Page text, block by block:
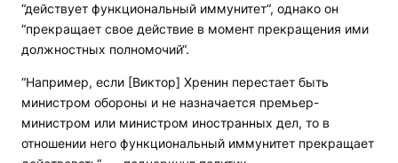
“действует функциональный иммунитет“, однако он
“прекращает свое действие в момент прекращения ими
должностных полномочий“.
“Например, если [Виктор] Хренин перестает быть
министром обороны и не назначается премьер-
министром или министром иностранных дел, то в
отношении него функциональный иммунитет прекращает